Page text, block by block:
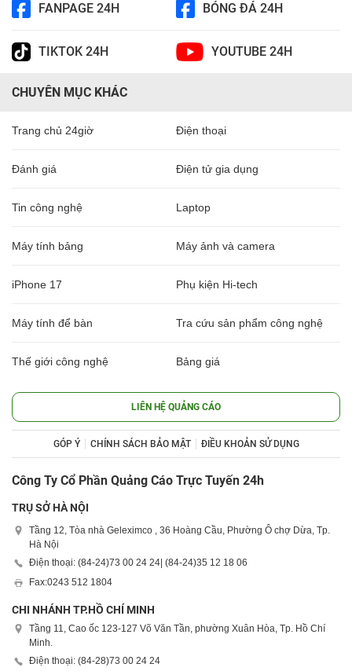
FANPAGE 24H BÓNG ĐÁ 24H
TIKTOK 24H YOUTUBE 24H
CHUYÊN MỤC KHÁC
Trang chủ 24giờ Điện thoại
Đánh giá Điện tử gia dụng
Tin công nghệ Laptop
Máy tính bảng Máy ảnh và camera
iPhone 17 Phụ kiện Hi-tech
Máy tính để bàn Tra cứu sản phẩm công nghệ
Thế giới công nghệ Bảng giá
LIÊN HỆ QUẢNG CÁO
GÓP Ý CHÍNH SÁCH BẢO MẬT ĐIỀU KHOẢN SỬ DỤNG
Công Ty Cổ Phần Quảng Cáo Trực Tuyến 24h
TRỤ SỞ HÀ NỘI
Tầng 12, Tòa nhà Geleximco , 36 Hoàng Cầu, Phường Ô chợ Dừa, Tp.
Hà Nội
Điện thoại: (84-24)73 00 24 24| (84-24)35 12 18 06
Fax:0243 512 1804
CHI NHÁNH TP.HỒ CHÍ MINH
Tầng 11, Cao ốc 123-127 Võ Văn Tần, phường Xuân Hòa, Tp. Hồ Chí
Minh.
Điện thoại: (84-28)73 00 24 24